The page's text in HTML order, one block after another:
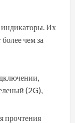
Их
чем за
(2G),
прочтения